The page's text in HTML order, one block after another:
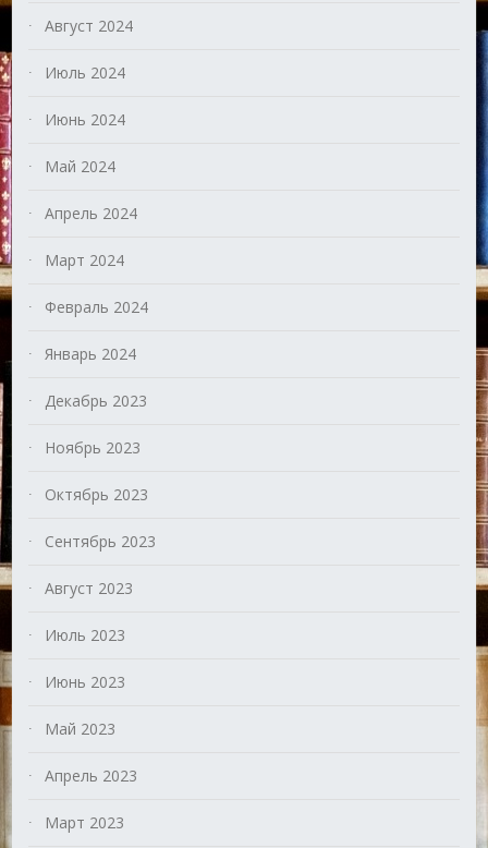
Август 2024
Июль 2024
Июнь 2024
Май 2024
Апрель 2024
Март 2024
Февраль 2024
Январь 2024
Декабрь 2023
Ноябрь 2023
Октябрь 2023
Сентябрь 2023
Август 2023
Июль 2023
Июнь 2023
Май 2023
Апрель 2023
Март 2023